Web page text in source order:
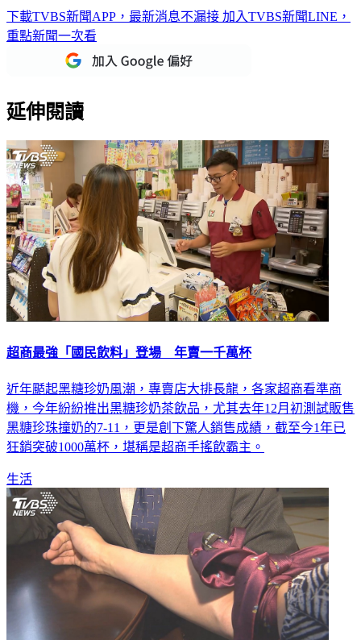
下載TVBS新聞APP，最新消息不漏接 加入TVBS新聞LINE，
重點新聞一次看
延伸閱讀
超商最強「國民飲料」登場 年賣一千萬杯
近年颳起黑糖珍奶風潮，專賣店大排長龍，各家超商看準商
機，今年紛紛推出黑糖珍奶茶飲品，尤其去年12月初測試販售
黑糖珍珠撞奶的7-11，更是創下驚人銷售成績，截至今1年已
狂銷突破1000萬杯，堪稱是超商手搖飲霸主。
生活